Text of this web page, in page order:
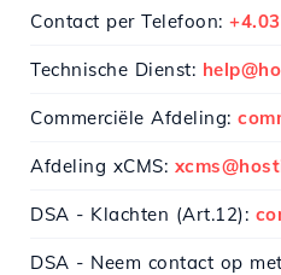
Contact per Telefoon:
Technische Dienst:
Commerciële Afdeling:
Afdeling xCMS:
DSA - Klachten (Art.12):
DSA - Neem contact op